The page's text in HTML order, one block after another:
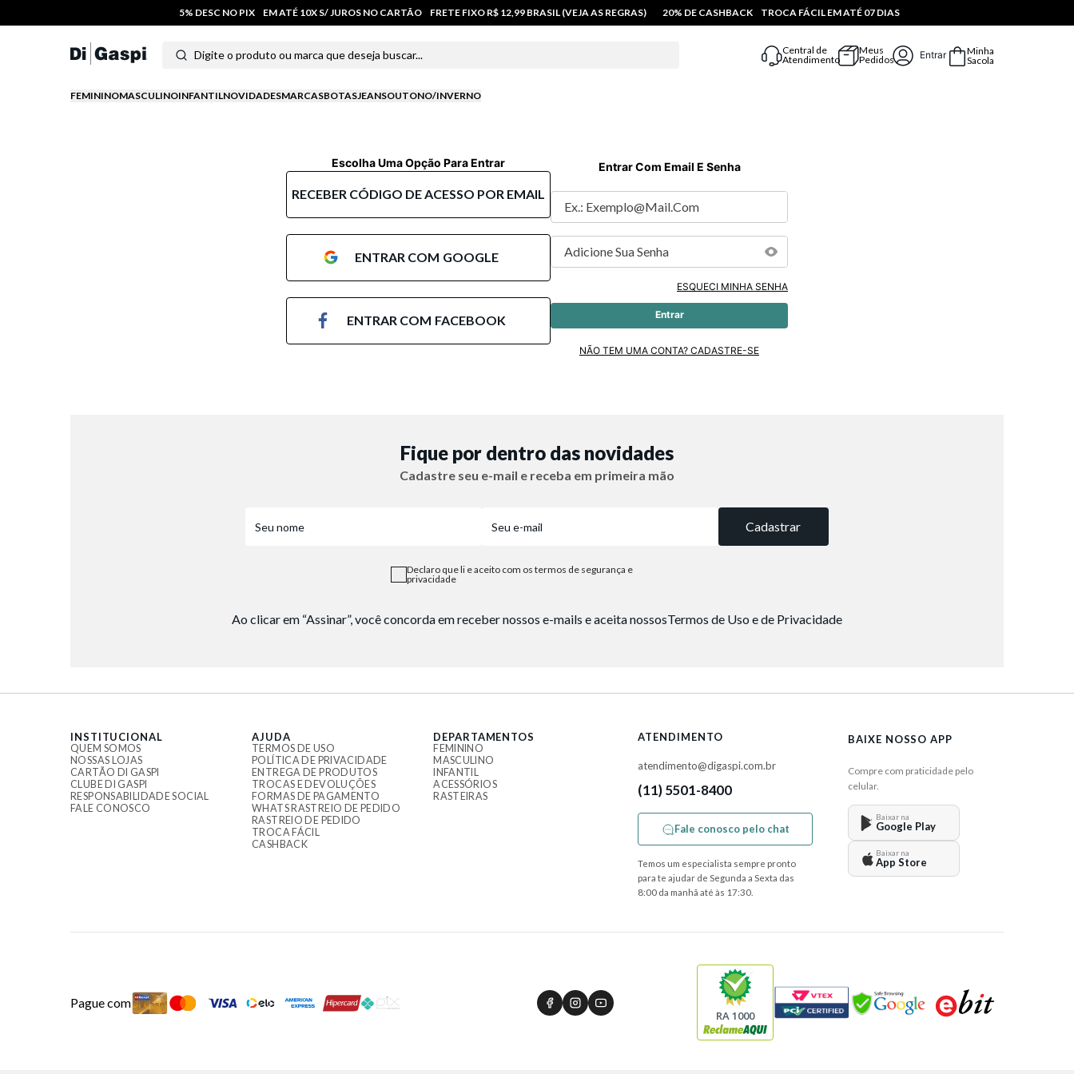
5% DESC NO PIX EM ATÉ 10X S/ JUROS NO CARTÃO FRETE FIXO R$ 12,99 BRASIL (VEJA AS REGRAS) 20% DE CASHBACK TROCA FÁCIL EM ATÉ 07 DIAS
Digite o produto ou marca que deseja buscar...
Central de
Atendimento
Meus
Pedidos
Entrar
Minha
Sacola
FEMININOMASCULINOINFANTILNOVIDADESMARCASBOTASJEANSOUTONO/INVERNO
Escolha Uma Opção Para Entrar
RECEBER CÓDIGO DE ACESSO POR EMAIL
ENTRAR COM GOOGLE
ENTRAR COM FACEBOOK
Entrar Com Email E Senha
ESQUECI MINHA SENHA
Entrar
NÃO TEM UMA CONTA? CADASTRE-SE
Fique por dentro das novidades
Cadastre seu e-mail e receba em primeira mão
Cadastrar
Declaro que li e aceito com os termos de segurança e
privacidade
Ao clicar em “Assinar”, você concorda em receber nossos e-mails e aceita nossosTermos de Uso e de Privacidade
INSTITUCIONAL
QUEM SOMOS
NOSSAS LOJAS
CARTÃO DI GASPI
CLUBE DI GASPI
RESPONSABILIDADE SOCIAL
FALE CONOSCO
AJUDA
TERMOS DE USO
POLÍTICA DE PRIVACIDADE
ENTREGA DE PRODUTOS
TROCAS E DEVOLUÇÕES
FORMAS DE PAGAMENTO
WHATS RASTREIO DE PEDIDO
RASTREIO DE PEDIDO
TROCA FÁCIL
CASHBACK
DEPARTAMENTOS
FEMININO
MASCULINO
INFANTIL
ACESSÓRIOS
RASTEIRAS
ATENDIMENTO
atendimento@digaspi.com.br
(11) 5501-8400
Fale conosco pelo chat
Temos um especialista sempre pronto
para te ajudar de Segunda a Sexta das
8:00 da manhã até às 17:30.
BAIXE NOSSO APP
Compre com praticidade pelo
celular.
Baixar na
Google Play
Baixar na
App Store
Pague com
RA 1000